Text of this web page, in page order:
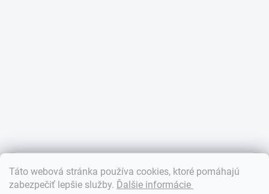
Táto webová stránka používa cookies, ktoré pomáhajú
zabezpečiť lepšie služby. Ďalšie informácie
Dobrý deň! 👋 Pomôžem vám nájsť správny diel. Napíšte mi.